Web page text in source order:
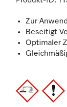
Zur
Beseitigt
Optimaler